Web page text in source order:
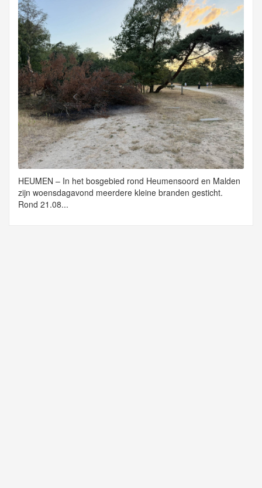
HEUMEN – In het bosgebied rond Heumensoord en Malden
zijn woensdagavond meerdere kleine branden gesticht.
Rond 21.08...